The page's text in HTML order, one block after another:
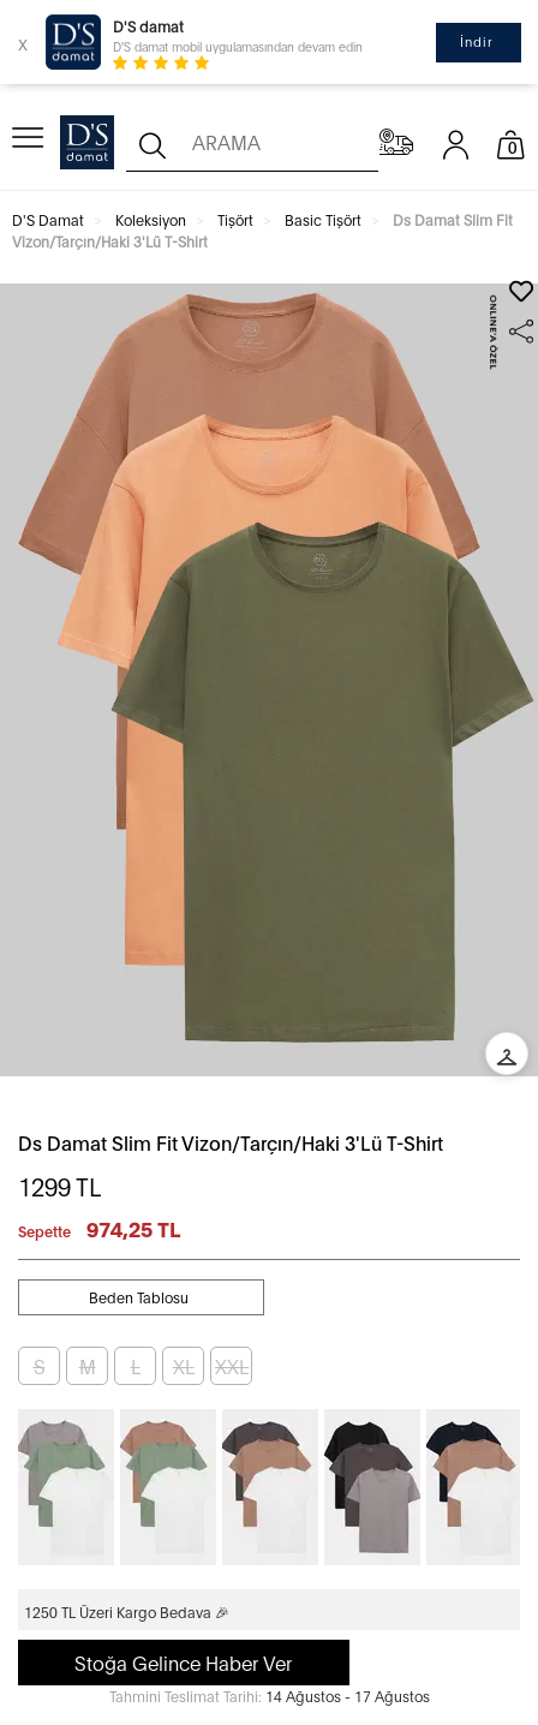
x
D'S damat
D'S damat mobil uygulamasından devam edin İndir
0
D'S Damat Koleksiyon Tişört Basic Tişört
Ds Damat Slim Fit
Vizon/Tarçın/Haki 3'Lü T-Shirt
Ds Damat Slim Fit Vizon/Tarçın/Haki 3'Lü T-Shirt
1299TL
Sepette 974,25 TL
Beden Tablosu
S M L XL XXL
1250 TL Üzeri Kargo Bedava 🎉
Stoğa Gelince Haber Ver
Tahmini Teslimat Tarihi: 14 Ağustos - 17 Ağustos